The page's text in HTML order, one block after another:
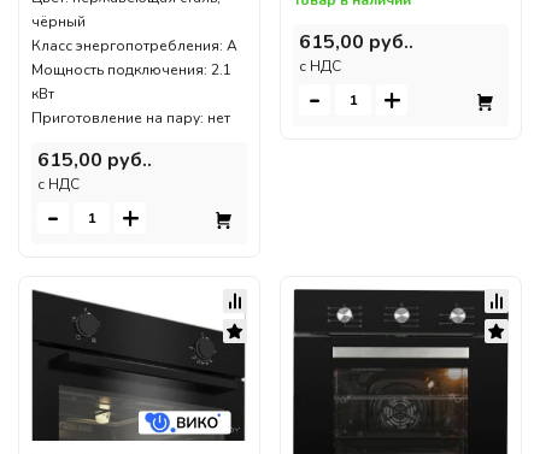
чёрный
Класс энергопотребления: A
Мощность подключения: 2.1
кВт
Приготовление на пару: нет
615,00 руб..
c НДС
- +
615,00 руб..
c НДС
- +